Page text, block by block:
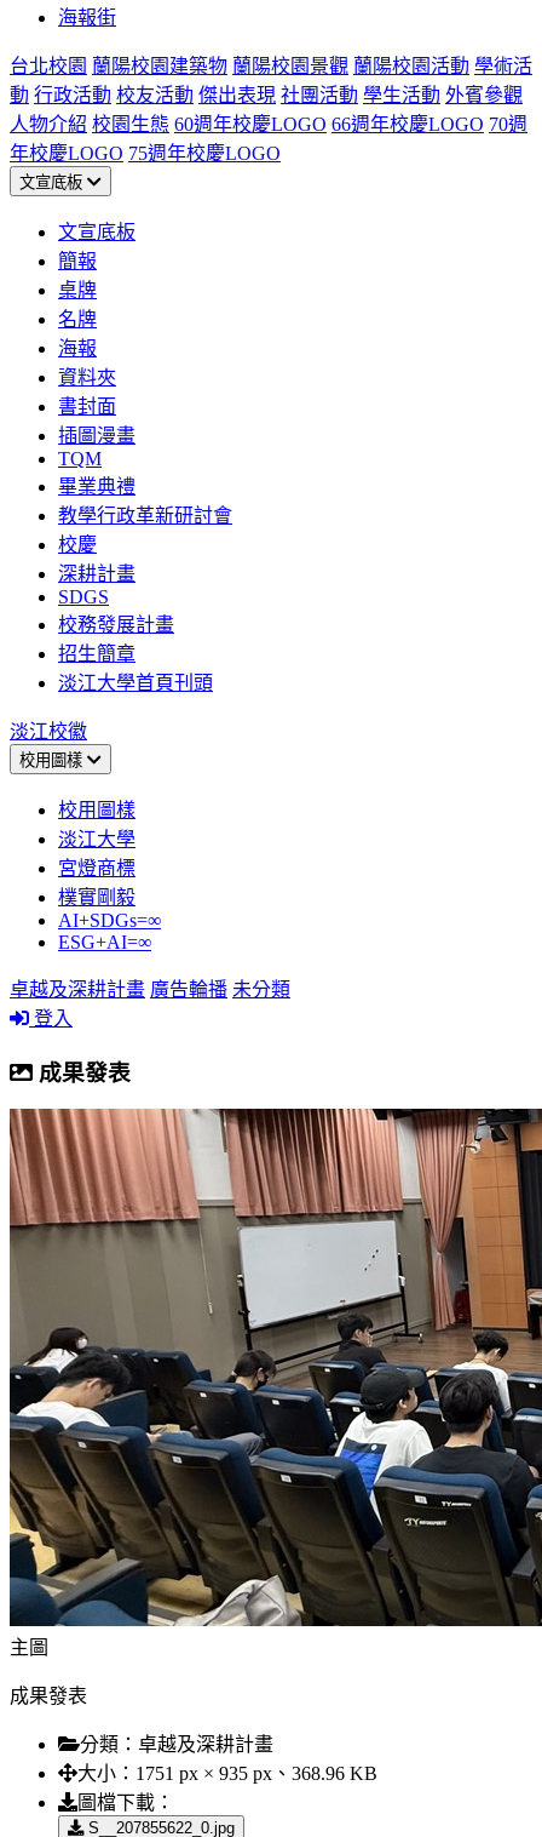
海報街
台北校園 蘭陽校園建築物 蘭陽校園景觀 蘭陽校園活動 學術活
動 行政活動 校友活動 傑出表現 社團活動 學生活動 外賓參觀
人物介紹 校園生態 60週年校慶LOGO 66週年校慶LOGO 70週
年校慶LOGO 75週年校慶LOGO
文宣底板
文宣底板
簡報
桌牌
名牌
海報
資料夾
書封面
插圖漫畫
TQM
畢業典禮
教學行政革新研討會
校慶
深耕計畫
SDGS
校務發展計畫
招生簡章
淡江大學首頁刊頭
淡江校徽
校用圖樣
校用圖樣
淡江大學
宮燈商標
樸實剛毅
AI+SDGs=∞
ESG+AI=∞
卓越及深耕計畫 廣告輪播 未分類
登入
成果發表
主圖
成果發表
分類： 卓越及深耕計畫
大小： 1751 px × 935 px、368.96 KB
圖檔下載：
S__207855622_0.jpg